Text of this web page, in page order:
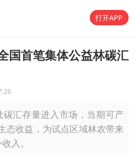
打开APP
国首笔集体公益林碳汇
汇存量进入市场，当期可产
态收益，为试点区域林农带来
入。